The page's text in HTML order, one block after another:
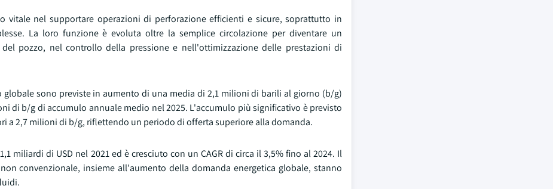
nel supportare operazioni di perforazione efficienti e sicure, soprattutto in
La loro funzione è evoluta oltre la semplice circolazione per diventare un
pozzo, nel controllo della pressione e nell'ottimizzazione delle prestazioni di
sono previste in aumento di una media di 2,1 milioni di barili al giorno (b/g)
di b/g di accumulo annuale medio nel 2025. L'accumulo più significativo è previsto
a 2,7 milioni di b/g, riflettendo un periodo di offerta superiore alla domanda.
miliardi di USD nel 2021 ed è cresciuto con un CAGR di circa il 3,5% fino al 2024. Il
convenzionale, insieme all'aumento della domanda energetica globale, stanno